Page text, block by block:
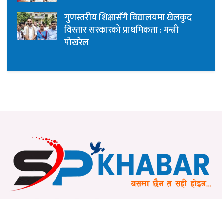
गुणस्तरीय शिक्षासँगै विद्यालयमा खेलकुद
विस्तार सरकारको प्राथमिकता : मन्त्री
पोखरेल